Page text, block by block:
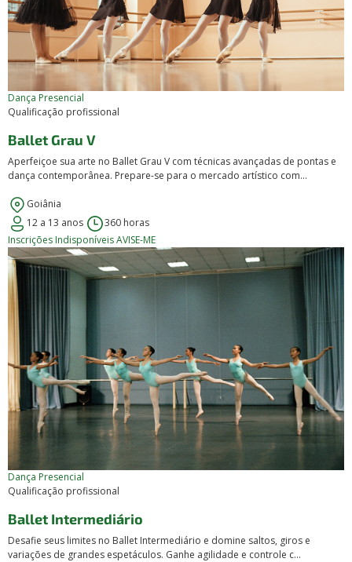
Dança Presencial
Qualificação profissional
Ballet Grau V
Aperfeiçoe sua arte no Ballet Grau V com técnicas avançadas de pontas e
dança contemporânea. Prepare-se para o mercado artístico com...
Goiânia
12 a 13 anos
360 horas
Inscrições IndisponíveisAVISE-ME
Dança Presencial
Qualificação profissional
Ballet Intermediário
Desafie seus limites no Ballet Intermediário e domine saltos, giros e
variações de grandes espetáculos. Ganhe agilidade e controle c...